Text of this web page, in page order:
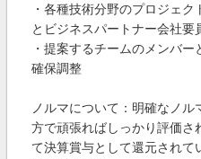
・各種技術分野のプロジェ
とビジネスパートナー会社要
・提案するチームのメンバ
確保調整
ノルマについて：明確なノ
方で頑張ればしっかり評価さ
て決算賞与として還元されて